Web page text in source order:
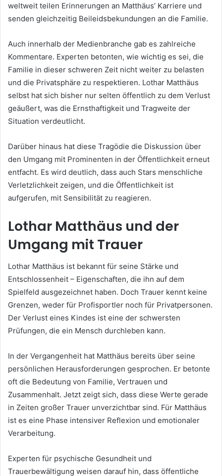
weltweit teilen Erinnerungen an Matthäus’ Karriere und
senden gleichzeitig Beileidsbekundungen an die Familie.
Auch innerhalb der Medienbranche gab es zahlreiche
Kommentare. Experten betonten, wie wichtig es sei, die
Familie in dieser schweren Zeit nicht weiter zu belasten
und die Privatsphäre zu respektieren. Lothar Matthäus
selbst hat sich bisher nur selten öffentlich zu dem Verlust
geäußert, was die Ernsthaftigkeit und Tragweite der
Situation verdeutlicht.
Darüber hinaus hat diese Tragödie die Diskussion über
den Umgang mit Prominenten in der Öffentlichkeit erneut
entfacht. Es wird deutlich, dass auch Stars menschliche
Verletzlichkeit zeigen, und die Öffentlichkeit ist
aufgerufen, mit Sensibilität zu reagieren.
Lothar Matthäus und der
Umgang mit Trauer
Lothar Matthäus ist bekannt für seine Stärke und
Entschlossenheit – Eigenschaften, die ihn auf dem
Spielfeld ausgezeichnet haben. Doch Trauer kennt keine
Grenzen, weder für Profisportler noch für Privatpersonen.
Der Verlust eines Kindes ist eine der schwersten
Prüfungen, die ein Mensch durchleben kann.
In der Vergangenheit hat Matthäus bereits über seine
persönlichen Herausforderungen gesprochen. Er betonte
oft die Bedeutung von Familie, Vertrauen und
Zusammenhalt. Jetzt zeigt sich, dass diese Werte gerade
in Zeiten großer Trauer unverzichtbar sind. Für Matthäus
ist es eine Phase intensiver Reflexion und emotionaler
Verarbeitung.
Experten für psychische Gesundheit und
Trauerbewältigung weisen darauf hin, dass öffentliche